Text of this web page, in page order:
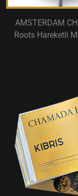
AMSTERDAM
Roots Hareketli